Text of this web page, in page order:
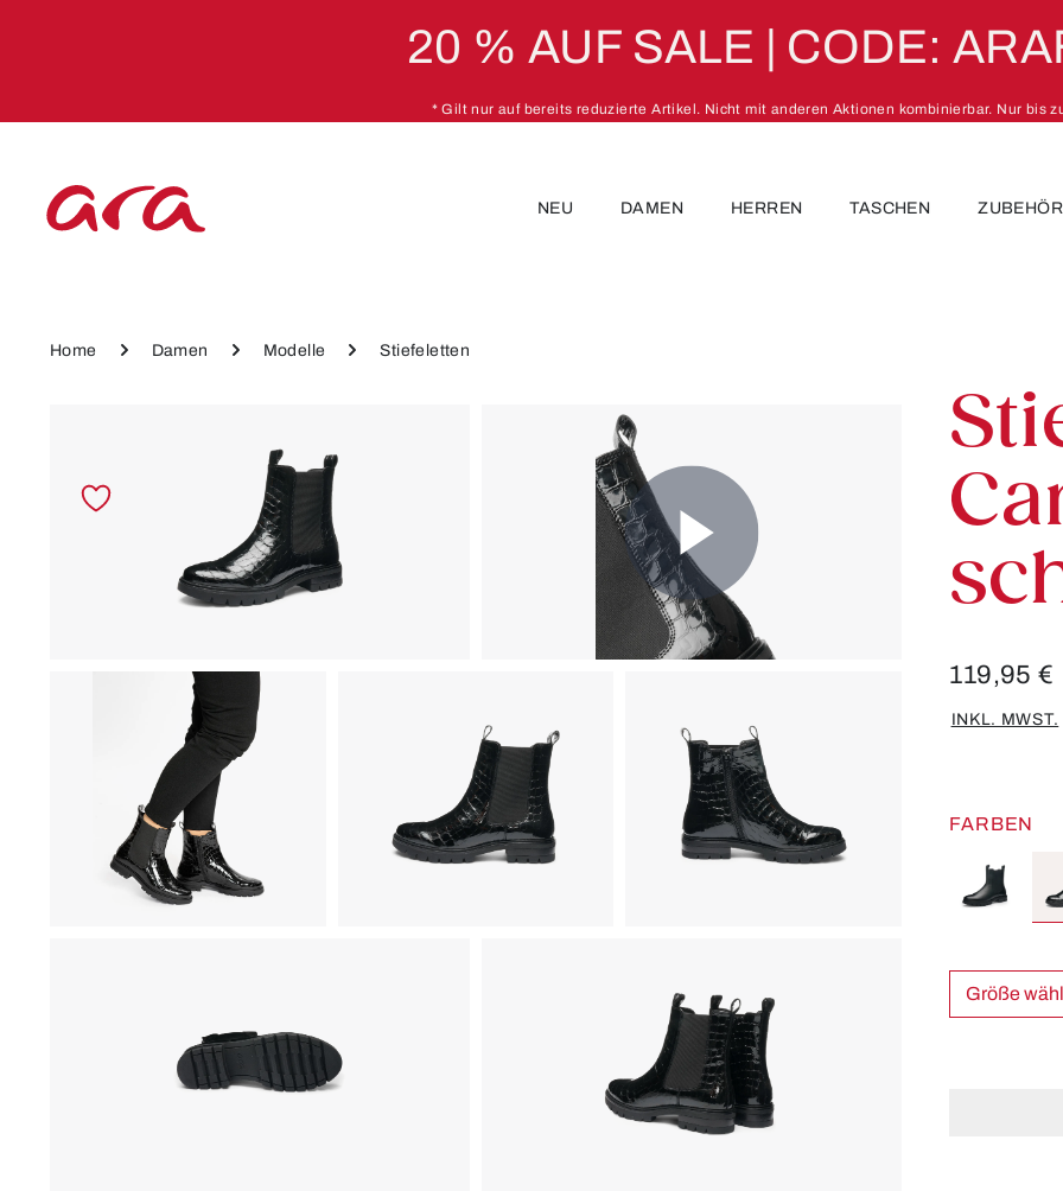
20 % AUF SALE | CODE:
* Gilt nur auf bereits reduzierte Artikel. Nicht mit anderen Aktionen kombinierbar. Nur bis
NEU DAMEN HERREN TASCHEN ZUBEHÖR
Home Damen Modelle Stiefeletten
119,95 €
INKL. MWST.
FARBEN
Größe